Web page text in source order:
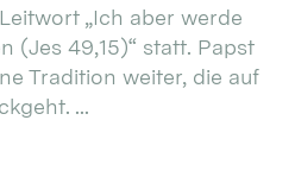
„Ich aber werde
(Jes 49,15)“ statt. Papst
Tradition weiter, die auf
...